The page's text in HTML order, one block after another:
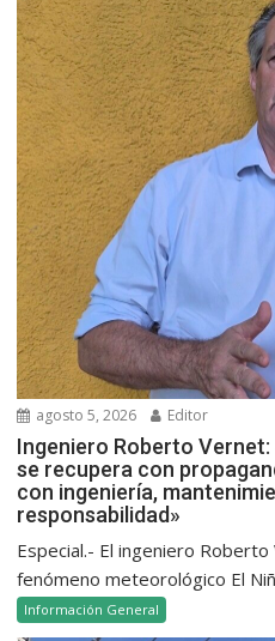
agosto 5, 2026 Editor
Ingeniero Roberto
se recupera con
con ingeniería,
responsabilidad»
Especial.- El ingeniero
fenómeno meteorológico El
Información General